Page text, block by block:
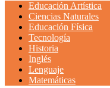
Educación Artística
Ciencias Naturales
Educación Física
Tecnología
Historia
Inglés
Lenguaje
Matemáticas